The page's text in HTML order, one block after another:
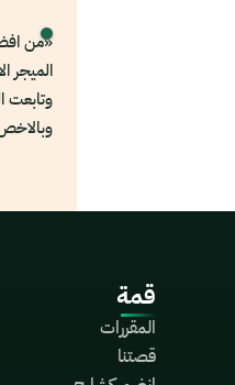
«من
قمة
المقررات
قصتنا